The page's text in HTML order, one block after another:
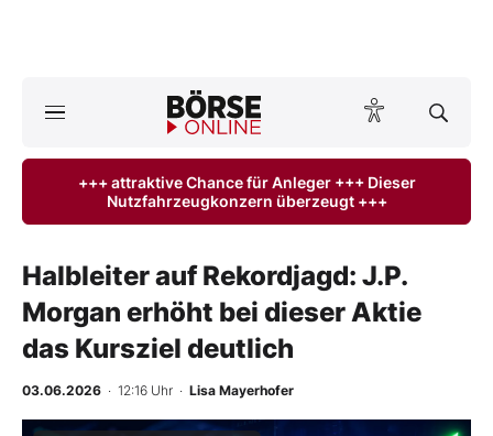
ktuelle Ausgabe BÖRSE ONLINE lesen
Anlageprodukte
Finanz-Check
BO-Musterdepots
+++ attraktive Chance für Anleger +++ Dieser
Nutzfahrzeugkonzern überzeugt +++
Halbleiter auf Rekordjagd: J.P.
Morgan erhöht bei dieser Aktie
das Kursziel deutlich
03.06.2026 · 12:16 Uhr · Lisa Mayerhofer